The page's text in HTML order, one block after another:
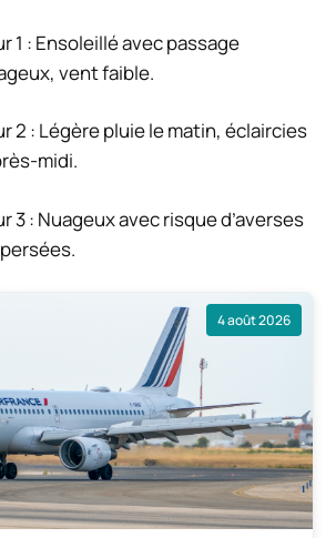
1 : Ensoleillé avec passage
vent faible.
2 : Légère pluie le matin, éclaircies
midi.
3 : Nuageux avec risque d’averses
4 août 2026